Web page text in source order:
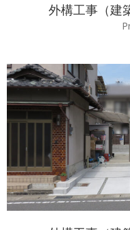
外構工事（建